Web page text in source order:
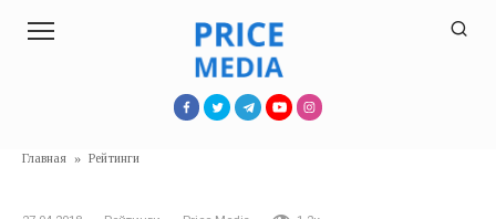
Главная » Рейтинги